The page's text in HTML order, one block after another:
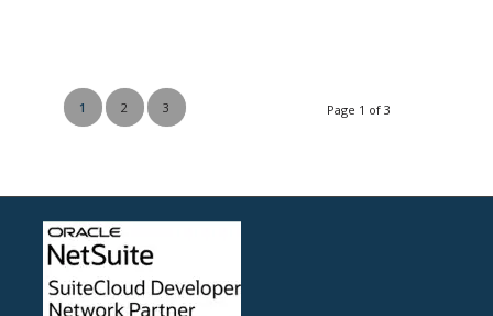
Page 1 of 3
1 2 3